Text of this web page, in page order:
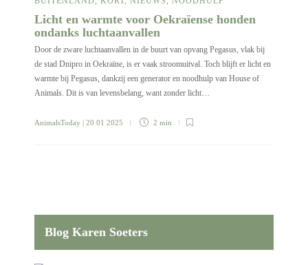
Licht en warmte voor Oekraïense honden
ondanks luchtaanvallen
Door de zware luchtaanvallen in de buurt van opvang Pegasus, vlak bij
de stad Dnipro in Oekraïne, is er vaak stroomuitval. Toch blijft er licht en
warmte bij Pegasus, dankzij een generator en noodhulp van House of
Animals. Dit is van levensbelang, want zonder licht…
AnimalsToday | 20 01 2025 2 min
Blog Karen Soeters